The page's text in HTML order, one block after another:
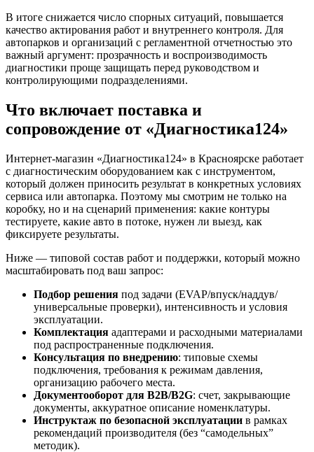
В итоге снижается число спорных ситуаций, повышается
качество актирования работ и внутреннего контроля. Для
автопарков и организаций с регламентной отчетностью это
важный аргумент: прозрачность и воспроизводимость
диагностики проще защищать перед руководством и
контролирующими подразделениями.
Что включает поставка и
сопровождение от «Диагностика124»
Интернет-магазин «Диагностика124» в Красноярске работает
с диагностическим оборудованием как с инструментом,
который должен приносить результат в конкретных условиях
сервиса или автопарка. Поэтому мы смотрим не только на
коробку, но и на сценарий применения: какие контуры
тестируете, какие авто в потоке, нужен ли выезд, как
фиксируете результаты.
Ниже — типовой состав работ и поддержки, который можно
масштабировать под ваш запрос:
Подбор решения под задачи (EVAP/впуск/наддув/
универсальные проверки), интенсивность и условия
эксплуатации.
Комплектация адаптерами и расходными материалами
под распространенные подключения.
Консультация по внедрению: типовые схемы
подключения, требования к режимам давления,
организацию рабочего места.
Документооборот для B2B/В2G: счет, закрывающие
документы, аккуратное описание номенклатуры.
Инструктаж по безопасной эксплуатации в рамках
рекомендаций производителя (без “самодельных”
методик).